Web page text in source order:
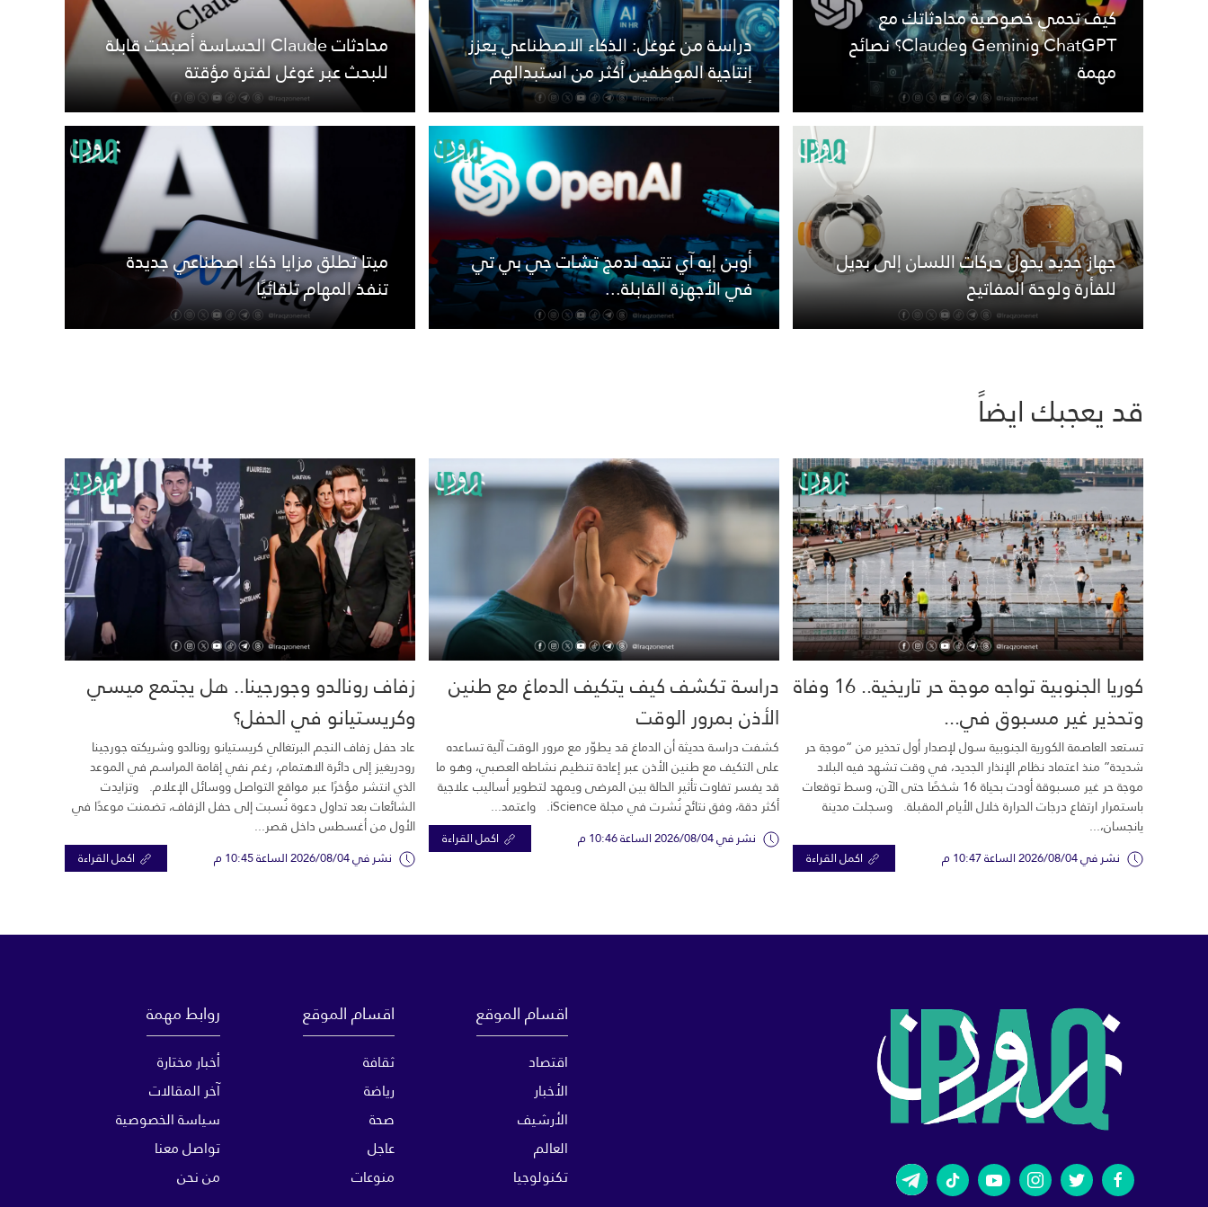
كيف تحمي خصوصية محادثاتك مع
ChatGPT وGemini وClaude؟ نصائح
مهمة
دراسة من غوغل: الذكاء الاصطناعي يعزز
إنتاجية الموظفين أكثر من استبدالهم
محادثات Claude الحساسة أصبحت قابلة
للبحث عبر غوغل لفترة مؤقتة
جهاز جديد يحول حركات اللسان إلى بديل
للفأرة ولوحة المفاتيح
أوبن إيه آي تتجه لدمج تشات جي بي تي
في الأجهزة القابلة...
ميتا تطلق مزايا ذكاء اصطناعي جديدة
تنفذ المهام تلقائيًا
قد يعجبك ايضاً
كوريا الجنوبية تواجه موجة حر تاريخية.. 16 وفاة
وتحذير غير مسبوق في...
تستعد العاصمة الكورية الجنوبية سول لإصدار أول تحذير من “موجة حر
شديدة” منذ اعتماد نظام الإنذار الجديد، في وقت تشهد فيه البلاد
موجة حر غير مسبوقة أودت بحياة 16 شخصًا حتى الآن، وسط توقعات
باستمرار ارتفاع درجات الحرارة خلال الأيام المقبلة. وسجلت مدينة
يانجسان،...
نشر في 2026/08/04 الساعة 10:47 م اكمل القراءة
دراسة تكشف كيف يتكيف الدماغ مع طنين
الأذن بمرور الوقت
كشفت دراسة حديثة أن الدماغ قد يطوّر مع مرور الوقت آلية تساعده
على التكيف مع طنين الأذن عبر إعادة تنظيم نشاطه العصبي، وهو ما
قد يفسر تفاوت تأثير الحالة بين المرضى ويمهد لتطوير أساليب علاجية
أكثر دقة، وفق نتائج نُشرت في مجلة iScience. واعتمد...
نشر في 2026/08/04 الساعة 10:46 م اكمل القراءة
زفاف رونالدو وجورجينا.. هل يجتمع ميسي
وكريستيانو في الحفل؟
عاد حفل زفاف النجم البرتغالي كريستيانو رونالدو وشريكته جورجينا
رودريغيز إلى دائرة الاهتمام، رغم نفي إقامة المراسم في الموعد
الذي انتشر مؤخرًا عبر مواقع التواصل ووسائل الإعلام. وتزايدت
الشائعات بعد تداول دعوة نُسبت إلى حفل الزفاف، تضمنت موعدًا في
الأول من أغسطس داخل قصر...
نشر في 2026/08/04 الساعة 10:45 م اكمل القراءة
اقسام الموقع
اقتصاد
الأخبار
الأرشيف
العالم
تكنولوجيا
اقسام الموقع
ثقافة
رياضة
صحة
عاجل
منوعات
روابط مهمة
أخبار مختارة
آخر المقالات
سياسة الخصوصية
تواصل معنا
من نحن